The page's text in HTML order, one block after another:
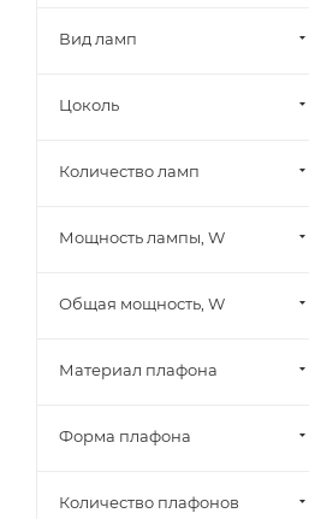
Вид ламп
Цоколь
Количество ламп
Мощность лампы, W
Общая мощность, W
Материал плафона
Форма плафона
Количество плафонов